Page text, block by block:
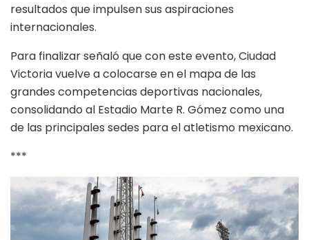
resultados que impulsen sus aspiraciones
internacionales.
Para finalizar señaló que con este evento, Ciudad
Victoria vuelve a colocarse en el mapa de las
grandes competencias deportivas nacionales,
consolidando al Estadio Marte R. Gómez como una
de las principales sedes para el atletismo mexicano.
***